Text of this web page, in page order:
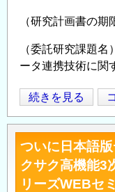
開
催
案
（2023
月
22
日、
（研究計画書の
（委託研究課題
ータ連携技術に関
国
土
交
通
省
国
続きを見る
ついに日本語
クサク高機能3
リーズWEBセ